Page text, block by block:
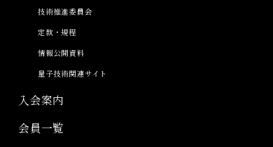
技術推進委員会
定款・規程
情報公開資料
量子技術関連サイト
入会案内
会員一覧